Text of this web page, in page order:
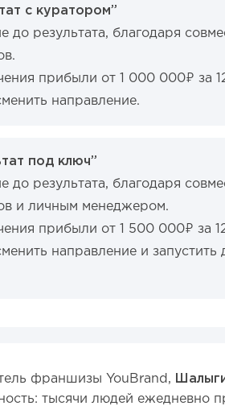
с куратором”
до результата, благодаря
прибыли от 1 000 000₽ за
направление.
под ключ”
до результата, благодаря
и личным менеджером.
прибыли от 1 500 000₽ за
направление и запустить
франшизы YouBrand,
тысячи людей ежедневно